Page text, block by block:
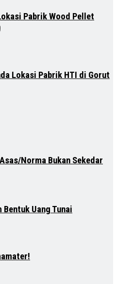
Pabrik Wood Pellet
Lokasi Pabrik HTI di Gorut
Norma Bukan Sekedar
Bentuk Uang Tunai